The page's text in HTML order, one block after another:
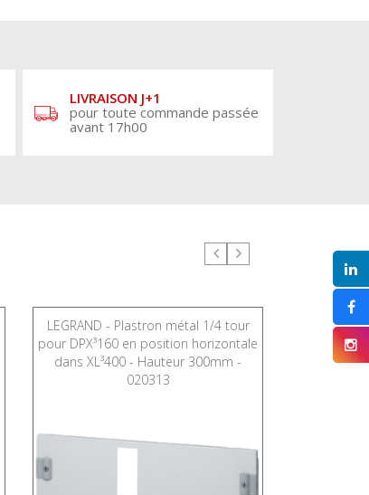
LIVRAISON J+1
pour toute commande passée
avant 17h00
LEGRAND - Plastron métal 1/4 tour
pour DPX³160 en position horizontale
dans XL³400 - Hauteur 300mm -
020313
tour pour
-